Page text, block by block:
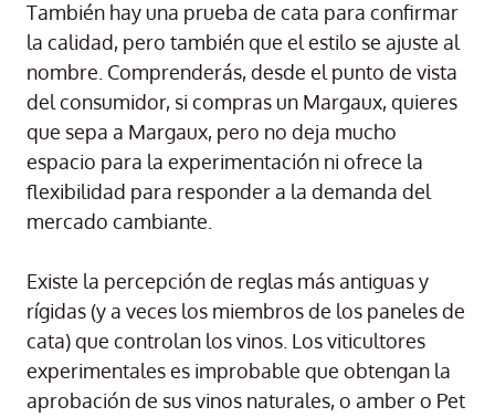
También hay una prueba de cata para confirmar
la calidad, pero también que el estilo se ajuste al
nombre. Comprenderás, desde el punto de vista
del consumidor, si compras un Margaux, quieres
que sepa a Margaux, pero no deja mucho
espacio para la experimentación ni ofrece la
flexibilidad para responder a la demanda del
mercado cambiante.
Existe la percepción de reglas más antiguas y
rígidas (y a veces los miembros de los paneles de
cata) que controlan los vinos. Los viticultores
experimentales es improbable que obtengan la
aprobación de sus vinos naturales, o amber o Pet